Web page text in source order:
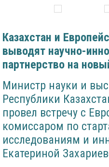
Казахстан и
выводят научно-
партнерство на
Министр науки и
Республики
провел встречу с
комиссаром по
исследованиям и
Екатериной